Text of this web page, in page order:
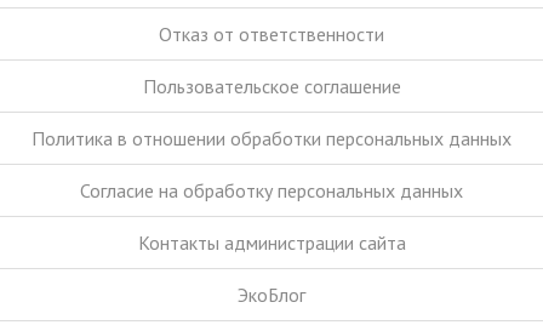
Отказ от ответственности
Пользовательское соглашение
Политика в отношении обработки персональных данных
Согласие на обработку персональных данных
Контакты администрации сайта
ЭкоБлог